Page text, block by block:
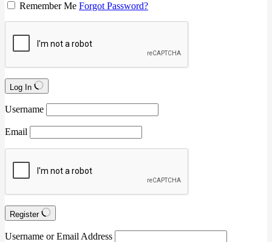
Remember Me Forgot Password?
Log In
Username
Email
Register
Username or Email Address